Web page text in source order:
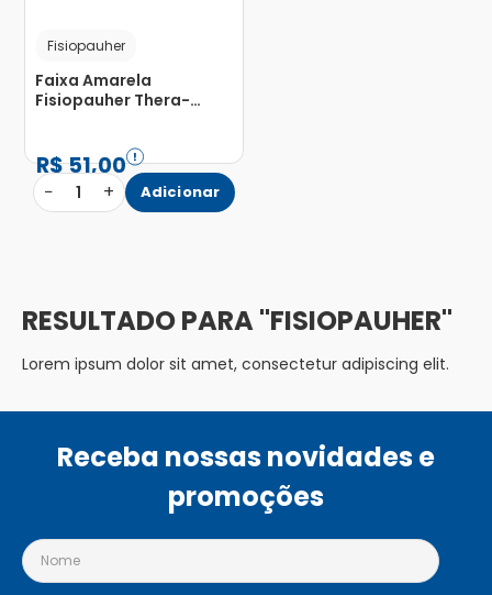
Fisiopauher
Faixa Amarela
Fisiopauher Thera-
R$51,00
− 1 + Adicionar
FISIOPAUHER
Lorem ipsum dolor sit amet, consectetur adipiscing elit.
Receba nossas novidades e
promoções